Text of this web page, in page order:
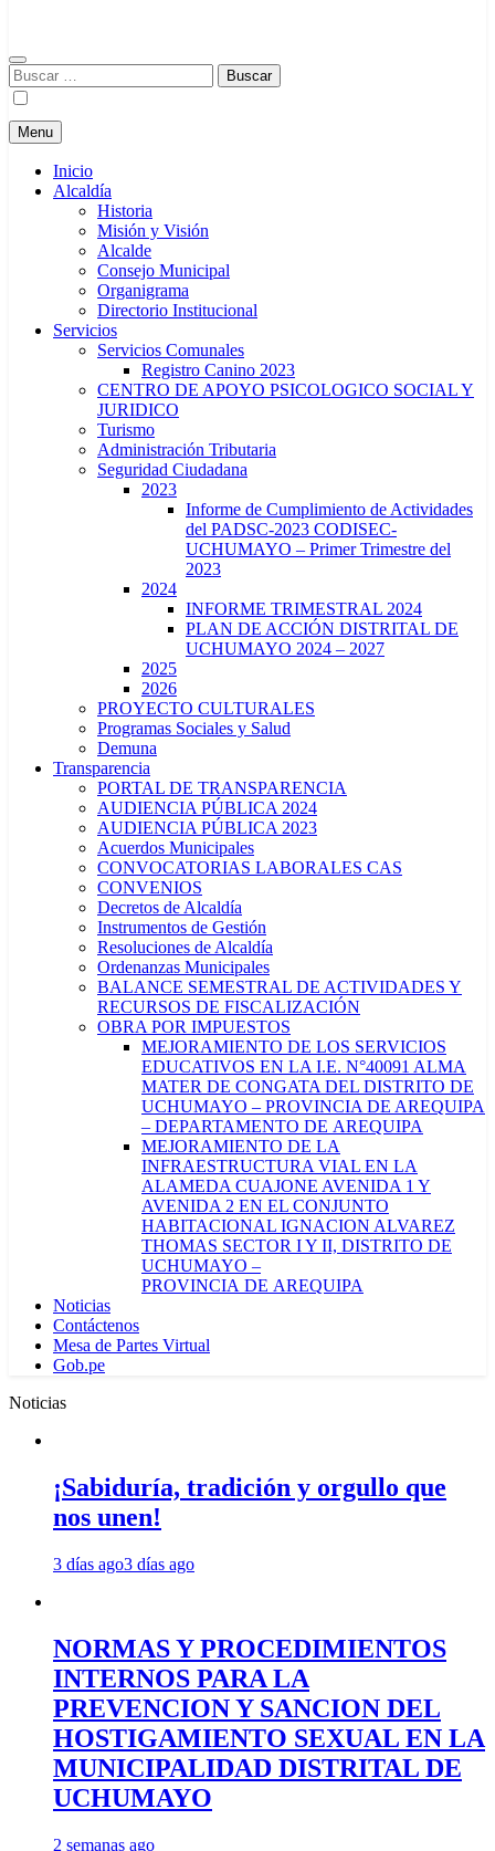
Buscar:
Menu
Inicio
Alcaldía
Historia
Misión y Visión
Alcalde
Consejo Municipal
Organigrama
Directorio Institucional
Servicios
Servicios Comunales
Registro Canino 2023
CENTRO DE APOYO PSICOLOGICO SOCIAL Y
JURIDICO
Turismo
Administración Tributaria
Seguridad Ciudadana
2023
Informe de Cumplimiento de Actividades
del PADSC-2023 CODISEC-
UCHUMAYO – Primer Trimestre del
2023
2024
INFORME TRIMESTRAL 2024
PLAN DE ACCIÓN DISTRITAL DE
UCHUMAYO 2024 – 2027
2025
2026
PROYECTO CULTURALES
Programas Sociales y Salud
Demuna
Transparencia
PORTAL DE TRANSPARENCIA
AUDIENCIA PÚBLICA 2024
AUDIENCIA PÚBLICA 2023
Acuerdos Municipales
CONVOCATORIAS LABORALES CAS
CONVENIOS
Decretos de Alcaldía
Instrumentos de Gestión
Resoluciones de Alcaldía
Ordenanzas Municipales
BALANCE SEMESTRAL DE ACTIVIDADES Y
RECURSOS DE FISCALIZACIÓN
OBRA POR IMPUESTOS
MEJORAMIENTO DE LOS SERVICIOS
EDUCATIVOS EN LA I.E. N°40091 ALMA
MATER DE CONGATA DEL DISTRITO DE
UCHUMAYO – PROVINCIA DE AREQUIPA
– DEPARTAMENTO DE AREQUIPA
MEJORAMIENTO DE LA
INFRAESTRUCTURA VIAL EN LA
ALAMEDA CUAJONE AVENIDA 1 Y
AVENIDA 2 EN EL CONJUNTO
HABITACIONAL IGNACION ALVAREZ
THOMAS SECTOR I Y II, DISTRITO DE
UCHUMAYO –
PROVINCIA DE AREQUIPA
Noticias
Contáctenos
Mesa de Partes Virtual
Gob.pe
Noticias
¡Sabiduría, tradición y orgullo que
nos unen!
3 días ago3 días ago
NORMAS Y PROCEDIMIENTOS
INTERNOS PARA LA
PREVENCION Y SANCION DEL
HOSTIGAMIENTO SEXUAL EN LA
MUNICIPALIDAD DISTRITAL DE
UCHUMAYO
2 semanas ago